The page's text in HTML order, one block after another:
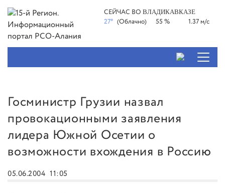
СЕЙЧАС ВОВЛАДИКАВКАЗЕ
27° (Облачно) 55 % 1.37 м/с
Госминистр Грузии назвал
провокационными заявления
лидера Южной Осетии о
возможности вхождения в Россию
05.06.2004 11:05